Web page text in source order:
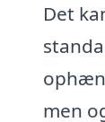
Det
men